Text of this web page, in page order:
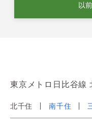
以
東京メトロ日比谷線
北千住 南千住